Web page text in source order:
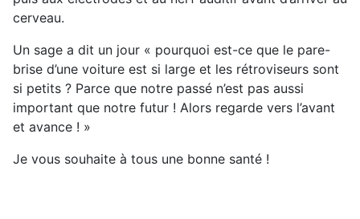
cerveau.
Un sage a dit un jour « pourquoi est-ce que le pare-
brise d’une voiture est si large et les rétroviseurs sont
si petits ? Parce que notre passé n’est pas aussi
important que notre futur ! Alors regarde vers l’avant
et avance ! »
Je vous souhaite à tous une bonne santé !